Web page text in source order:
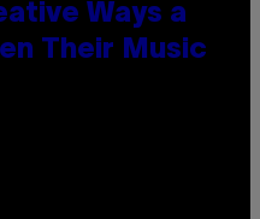
Ways a
Their Music